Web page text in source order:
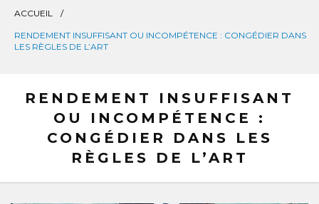
ACCUEIL
RENDEMENT INSUFFISANT OU INCOMPÉTENCE : CONGÉDIER DANS
LES RÈGLES DE L’ART
RENDEMENT INSUFFISANT
OU INCOMPÉTENCE :
CONGÉDIER DANS LES
RÈGLES DE L’ART